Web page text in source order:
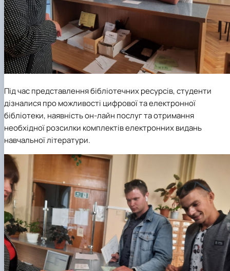
Під час представлення бібліотечних ресурсів, студенти
дізналися про можливості цифрової та електронної
бібліотеки, наявність он-лайн послуг та отримання
необхідної розсилки комплектів електронних видань
навчальної літератури.